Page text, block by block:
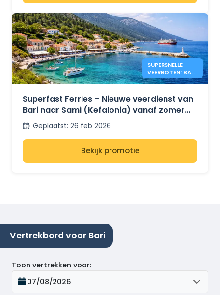
SUPERSNELLE
VEERBOTEN: BARI
– KEFALONIA
Superfast Ferries – Nieuwe veerdienst van
Bari naar Sami (Kefalonia) vanaf zomer
2026Geplaatst: 26 feb 2026
Bekijk promotie
Vertrekbord voor Bari
Toon vertrekken voor:
07/08/2026